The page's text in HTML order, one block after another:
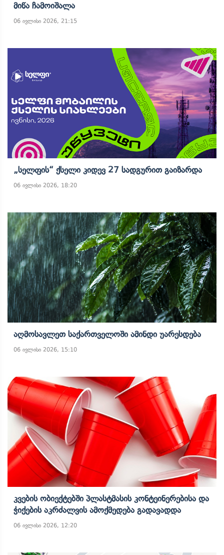
Მიწა Ჩამოიშალა
06 ივლისი 2026, 21:15
„სელფის“ Ქსელი Კიდევ 27 Სადგურით Გაიზარდა
06 ივლისი 2026, 18:20
Აღმოსავლეთ Საქართველოში Ამინდი Უარესდება
06 ივლისი 2026, 15:10
Კვების Ობიექტებში Პლასტმასის Კონტეინერებისა Და
Ჭიქების Აკრძალვის Ამოქმედება Გადავადდა
06 ივლისი 2026, 12:20